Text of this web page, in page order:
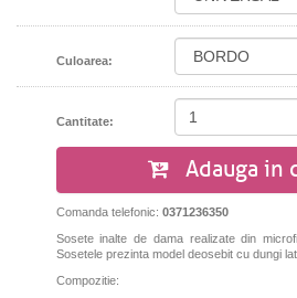
Culoarea:
Cantitate:
Adauga in
Comanda telefonic: 0371236350
Sosete inalte de dama realizate din
Sosetele prezinta model deosebit cu dungi
Compozitie: